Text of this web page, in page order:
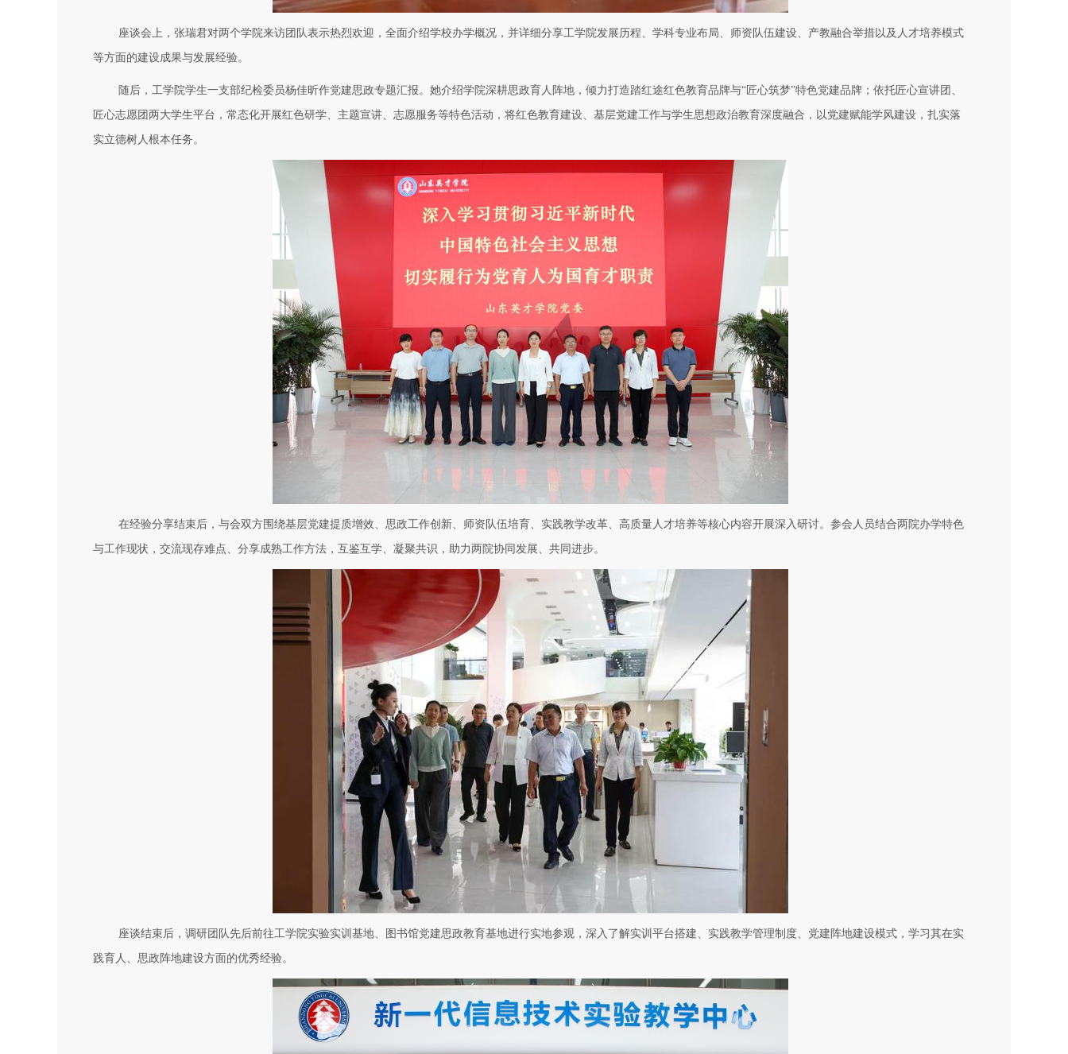
座谈会上，张瑞君对两个学院来访团队表示热烈欢迎，全面介绍学校办学概况，并详细分享工学院发展历程、学科专业布局、师资队伍建设、产教融合举措以及人才培养模式
等方面的建设成果与发展经验。
随后，工学院学生一支部纪检委员杨佳昕作党建思政专题汇报。她介绍学院深耕思政育人阵地，倾力打造踏红途红色教育品牌与“匠心筑梦”特色党建品牌；依托匠心宣讲团、
匠心志愿团两大学生平台，常态化开展红色研学、主题宣讲、志愿服务等特色活动，将红色教育建设、基层党建工作与学生思想政治教育深度融合，以党建赋能学风建设，扎实落
实立德树人根本任务。
在经验分享结束后，与会双方围绕基层党建提质增效、思政工作创新、师资队伍培育、实践教学改革、高质量人才培养等核心内容开展深入研讨。参会人员结合两院办学特色
与工作现状，交流现存难点、分享成熟工作方法，互鉴互学、凝聚共识，助力两院协同发展、共同进步。
座谈结束后，调研团队先后前往工学院实验实训基地、图书馆党建思政教育基地进行实地参观，深入了解实训平台搭建、实践教学管理制度、党建阵地建设模式，学习其在实
践育人、思政阵地建设方面的优秀经验。